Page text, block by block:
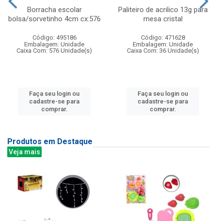
Borracha escolar
bolsa/sorvetinho 4cm cx:576
Código: 495186
Embalagem: Unidade
Caixa Com: 576 Unidade(s)
Faça seu login ou
cadastre-se para
comprar.
Paliteiro de acrilico 13g para
mesa cristal
Código: 471628
Embalagem: Unidade
Caixa Com: 36 Unidade(s)
Faça seu login ou
cadastre-se para
comprar.
Produtos em Destaque
Veja mais